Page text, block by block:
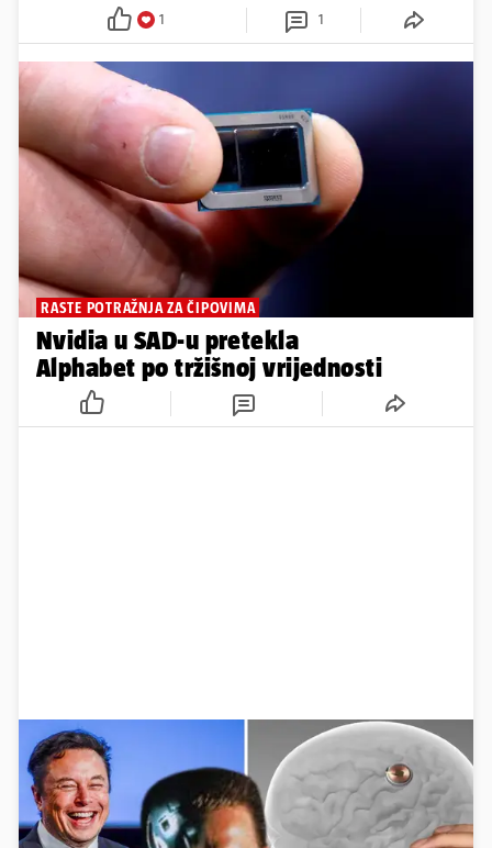
1 1
RASTE POTRAŽNJA ZA ČIPOVIMA
Nvidia u SAD-u pretekla
Alphabet po tržišnoj vrijednosti